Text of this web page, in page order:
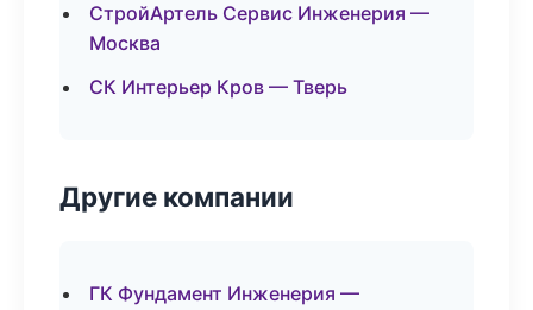
СтройАртель Сервис Инженерия —
Москва
СК Интерьер Кров — Тверь
Другие компании
ГК Фундамент Инженерия —